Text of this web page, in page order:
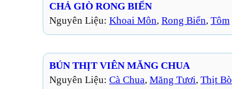
CHẢ GIÒ RONG BIỂN
Nguyên Liệu: Khoai Môn, Rong Biển, Tôm
BÚN THỊT VIÊN MĂNG CHUA
Nguyên Liệu: Cà Chua, Măng Tươi, Thịt Bò